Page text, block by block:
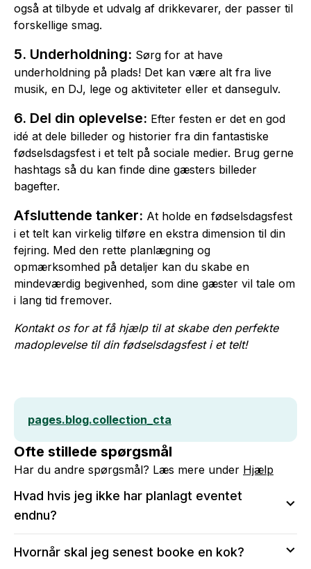
også at tilbyde et udvalg af drikkevarer, der passer til
forskellige smag.
5. Underholdning: Sørg for at have
underholdning på plads! Det kan være alt fra live
musik, en DJ, lege og aktiviteter eller et dansegulv.
6. Del din oplevelse: Efter festen er det en god
idé at dele billeder og historier fra din fantastiske
fødselsdagsfest i et telt på sociale medier. Brug gerne
hashtags så du kan finde dine gæsters billeder
bagefter.
Afsluttende tanker: At holde en fødselsdagsfest
i et telt kan virkelig tilføre en ekstra dimension til din
fejring. Med den rette planlægning og
opmærksomhed på detaljer kan du skabe en
mindeværdig begivenhed, som dine gæster vil tale om
i lang tid fremover.
Kontakt os for at få hjælp til at skabe den perfekte
madoplevelse til din fødselsdagsfest i et telt!
pages.blog.collection_cta
Ofte stillede spørgsmål
Har du andre spørgsmål? Læs mere under Hjælp
Hvad hvis jeg ikke har planlagt eventet
endnu?
dig, at kokken er tilgængelig på den valgte dato.
Hvornår skal jeg senest booke en kok?